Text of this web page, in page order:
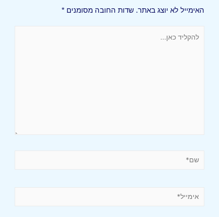
האימייל לא יוצג באתר. שדות החובה מסומנים *